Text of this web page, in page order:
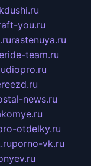
you.ru
rastenuya.ru
team.ru
news.ru
otdelky.ru
porno-vk.ru